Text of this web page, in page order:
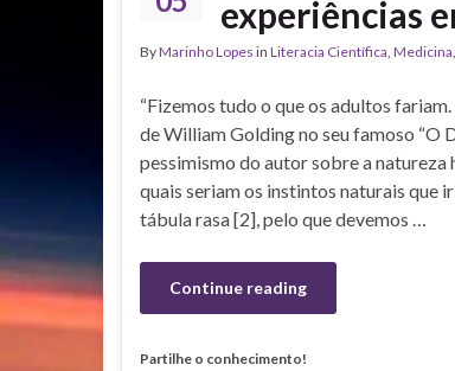
experiências
ByMarinho Lopes in Literacia Científica, Medicina,
“Fizemos tudo o que os adultos
de William Golding no seu famoso “O
pessimismo do autor sobre a natureza
quais seriam os instintos naturais que
tábula rasa [2], pelo que devemos …
Continue reading
Partilhe o conhecimento!